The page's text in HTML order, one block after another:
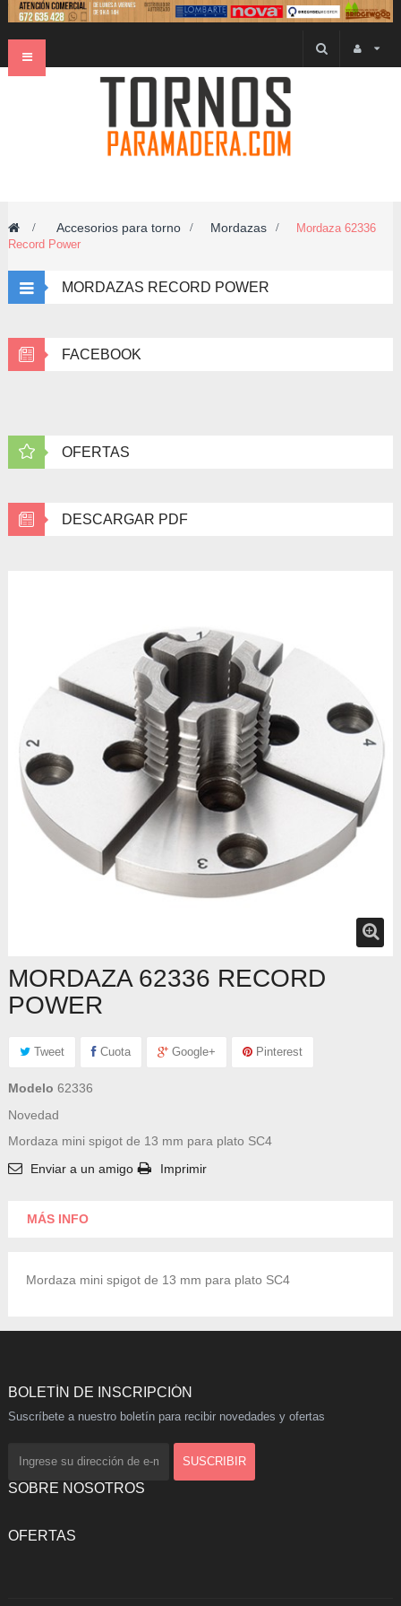
Navegación
> Accesorios para torno > Mordazas >
Mordaza 62336
Record Power
MORDAZAS RECORD POWER
FACEBOOK
OFERTAS
DESCARGAR PDF
MORDAZA 62336 RECORD
POWER
Tweet Cuota Google+ Pinterest
Modelo 62336
Novedad
Mordaza mini spigot de 13 mm para plato SC4
Enviar a un amigo
Imprimir
MÁS INFO
Mordaza mini spigot de 13 mm para plato SC4
BOLETÍN DE INSCRIPCIÓN
Suscríbete a nuestro boletín para recibir novedades y ofertas
SOBRE NOSOTROS
OFERTAS